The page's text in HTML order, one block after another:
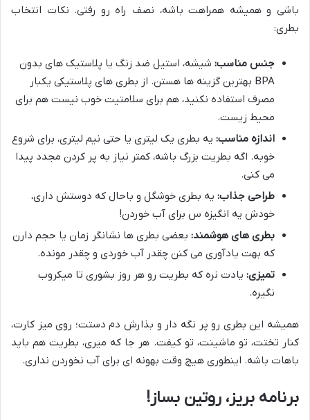
باشی و همیشه همراهت باشه، نصف راه رو رفتی. نکات انتخاب
بطری:
جنس مناسب: شیشه، استیل ضد زنگ یا پلاستیک های بدون
BPA بهترین گزینه ها هستن. از بطری های پلاستیکی یکبار
مصرف استفاده نکنید، هم برای سلامتیت خوب نیست هم برای
محیط زیست.
اندازه مناسب: یه بطری یک لیتری یا حتی نیم لیتری، برای شروع
خوبه. اگه بطریت بزرگ باشه، کمتر نیاز به پر کردن مجدد پیدا
می کنی.
طراحی جذاب: یه بطری خوشگل و باحال که دوستش داری،
خودش یه انگیزه س برای آب خوردن!
بطری های هوشمند: بعضی بطری ها نشانگر زمان یا حجم دارن
که بهت یادآوری می کنن چقدر آب خوردی و چقدر مونده.
تمیزی: یادت نره که بطریت رو هر روز بشوری تا میکروب
نگیره.
همیشه این بطری رو پر نگه دار و بذارش دم دستت؛ روی میز کارت،
کنار تختت، تو ماشینت، تو کیفت. هر جا که میری، بطریت هم باید
باهات باشه. اینطوری هیچ وقت بهونه ای برای آب نخوردن نداری.
برنامه بریز، روتین بساز!